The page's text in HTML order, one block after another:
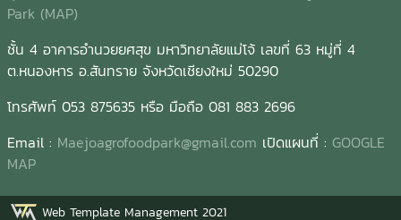
ชั้น 4 อาคารอำนวยยศสุข มหาวิทยาลัยแม่โจ้ เลขที่ 63 หมู่ที่ 4
ต.หนองหาร อ.สันทราย จังหวัดเชียงใหม่ 50290
โทรศัพท์ 053 875635 หรือ มือถือ 081 883 2696
Email : Maejoagrofoodpark@gmail.comเปิดแผนที่ :
MAP
นโยบายการพัฒนาระบบ|ทีมพัฒนาระบบ